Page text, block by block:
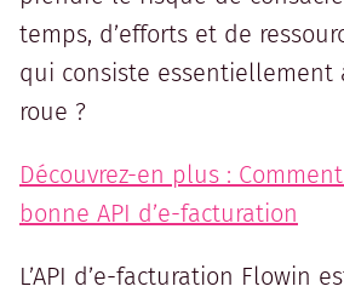
temps, d’efforts et de
qui consiste essentiellement
roue ?
Découvrez-en plus :
bonne API d’e-facturation
L’API d’e-facturation Flowin